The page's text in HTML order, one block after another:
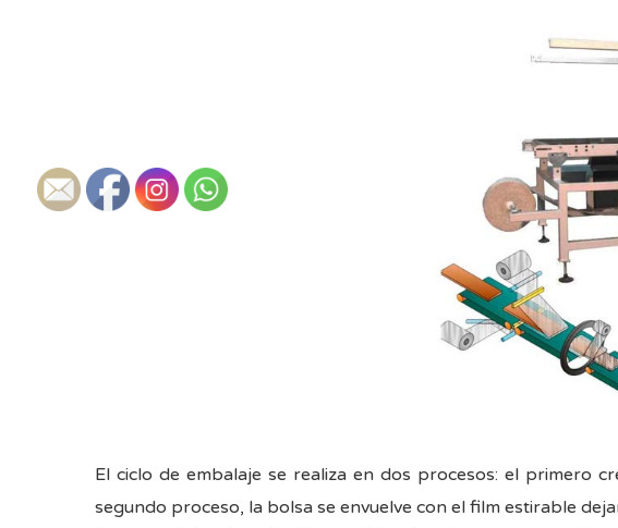
El ciclo de embalaje se realiza en dos procesos: el primero
segundo proceso, la bolsa se envuelve con el film estirable